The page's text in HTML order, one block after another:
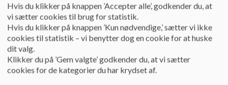
Alle børn i UFOen tilbydes hver dag en lille
eftermiddagsmåltid. Børnene tilbydes som udgangspunkt
økologisk mad, som mætter. Det vil sige fokus på sund, groft,
fiberrig mad, uden sukker med begrænset fedtstof. Der
tilberedes ikke særlig mad til enkelte børn, men der kan altid
findes et alternativ til de børn da af forskellige årsager ikke
kan nyde det de andre børn får.
Hvis du klikker på knappen ’Accepter alle’, godkender du, at
vi sætter cookies til brug for statistik.
Hvis du klikker på knappen ’Kun nødvendige,’ sætter vi ikke
cookies til statistik – vi benytter dog en cookie for at huske
dit valg.
Klikker du på ’Gem valgte’ godkender du, at vi sætter
cookies for de kategorier du har krydset af.